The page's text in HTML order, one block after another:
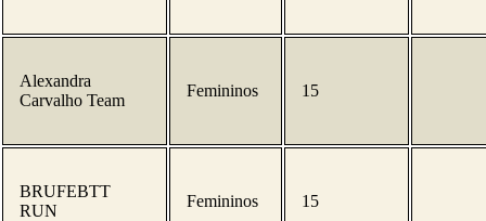
Alexandra
Carvalho Team
Femininos 15
BRUFEBTT
RUN
Femininos 15